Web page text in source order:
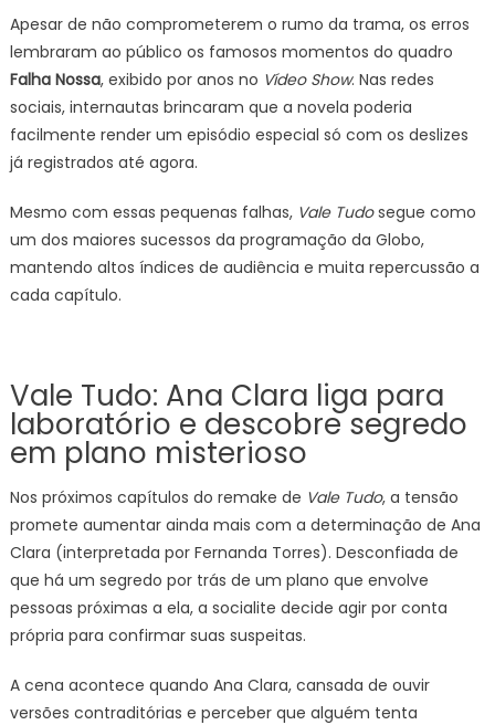
Apesar de não comprometerem o rumo da trama, os erros
lembraram ao público os famosos momentos do quadro
Falha Nossa, exibido por anos no Vídeo Show. Nas redes
sociais, internautas brincaram que a novela poderia
facilmente render um episódio especial só com os deslizes
já registrados até agora.
Mesmo com essas pequenas falhas, Vale Tudosegue como
um dos maiores sucessos da programação da Globo,
mantendo altos índices de audiência e muita repercussão a
cada capítulo.
Vale Tudo: Ana Clara liga para
laboratório e descobre segredo
em plano misterioso
Nos próximos capítulos do remake de Vale Tudo, a tensão
promete aumentar ainda mais com a determinação de Ana
Clara (interpretada por Fernanda Torres). Desconfiada de
que há um segredo por trás de um plano que envolve
pessoas próximas a ela, a socialite decide agir por conta
própria para confirmar suas suspeitas.
A cena acontece quando Ana Clara, cansada de ouvir
versões contraditórias e perceber que alguém tenta